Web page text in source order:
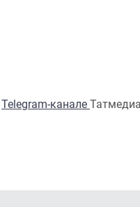
Telegram-канале Татмедиа